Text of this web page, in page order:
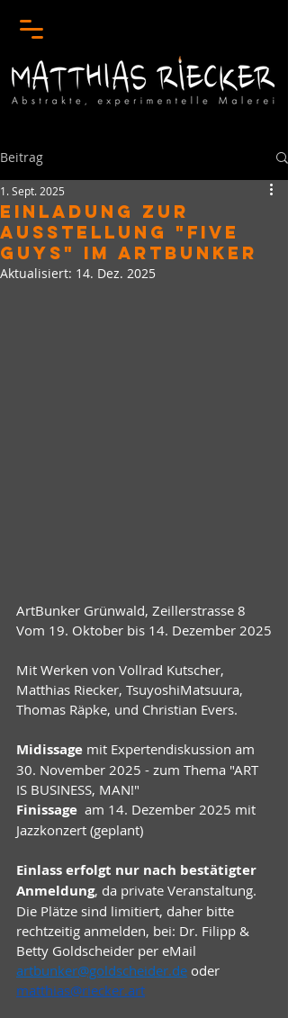
Beitrag
EINLADUNG ZUR
AUSSTELLUNG "FIVE
GUYS" IM ARTBUNKER
1. Sept. 2025
Aktualisiert: 14. Dez. 2025
ArtBunker Grünwald, Zeillerstrasse 8
Vom 19. Oktober bis 14. Dezember 2025
Mit Werken von Vollrad Kutscher,
Matthias Riecker, TsuyoshiMatsuura,
Thomas Räpke, und Christian Evers.
Midissage mit Expertendiskussion am
30. November 2025 - zum Thema "ART
IS BUSINESS, MAN!"
Finissage
  am 14. Dezember 2025 mit
Jazzkonzert (geplant)
Einlass erfolgt nur nach bestätigter
Anmeldung, da private Veranstaltung.
Die Plätze sind limitiert, daher bitte
rechtzeitig anmelden, bei: Dr. Filipp &
Betty Goldscheider per eMail
artbunker@goldscheider.de oder
matthias@riecker.art